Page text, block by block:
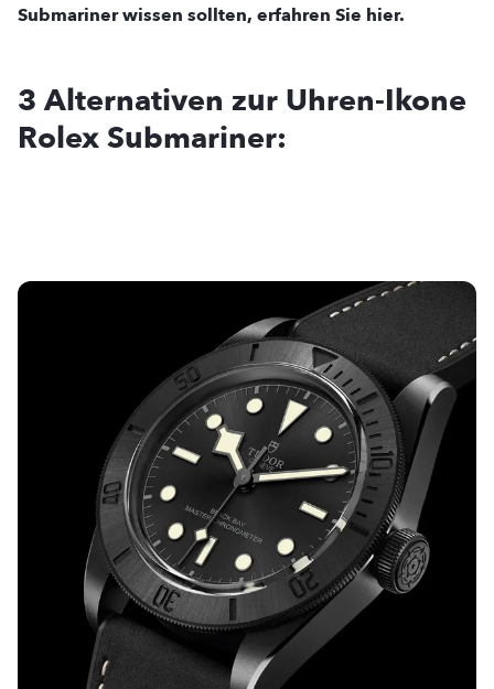
Submariner wissen sollten, erfahren Sie hier.
3 Alternativen zur Uhren-Ikone
Rolex Submariner: